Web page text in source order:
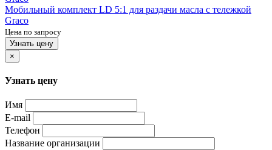
Мобильный комплект LD 5:1 для раздачи масла с тележкой
Graco
Цена по запросу
Узнать цену
×
Узнать цену
Имя
E-mail
Телефон
Название организации